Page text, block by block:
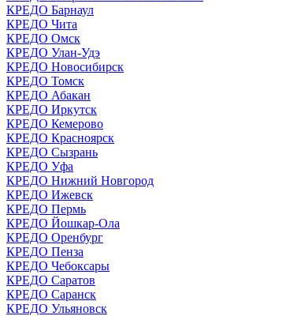
КРЕДО Барнаул
КРЕДО Чита
КРЕДО Омск
КРЕДО Улан-Удэ
КРЕДО Новосибирск
КРЕДО Томск
КРЕДО Абакан
КРЕДО Иркутск
КРЕДО Кемерово
КРЕДО Красноярск
КРЕДО Сызрань
КРЕДО Уфа
КРЕДО Нижний Новгород
КРЕДО Ижевск
КРЕДО Пермь
КРЕДО Йошкар-Ола
КРЕДО Оренбург
КРЕДО Пенза
КРЕДО Чебоксары
КРЕДО Саратов
КРЕДО Саранск
КРЕДО Ульяновск